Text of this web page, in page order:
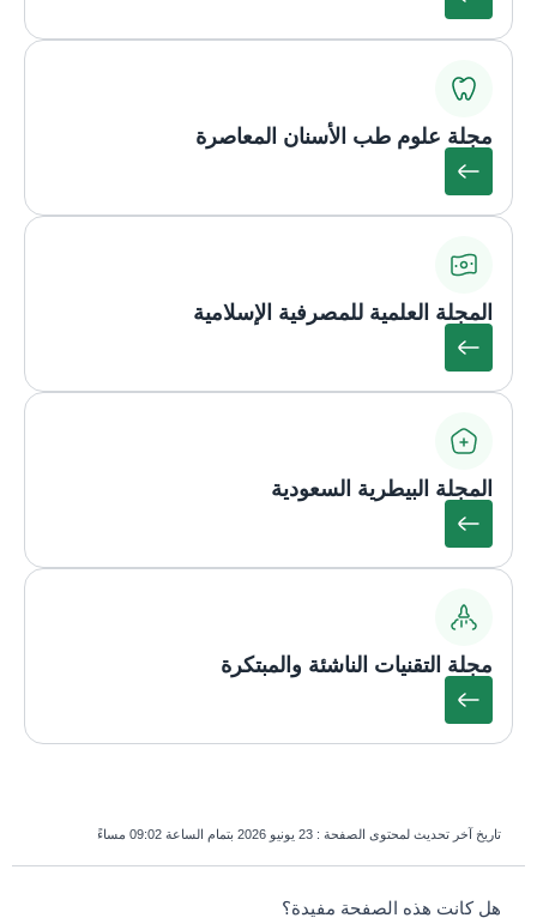
مجلة علوم طب الأسنان المعاصرة
المجلة العلمية للمصرفية الإسلامية
المجلة البيطرية السعودية
مجلة التقنيات الناشئة والمبتكرة
تاريخ آخر تحديث لمحتوى الصفحة : 23 يونيو 2026 بتمام الساعة 09:02 مساءً
survey_v2
هل كانت هذه الصفحة مفيدة؟